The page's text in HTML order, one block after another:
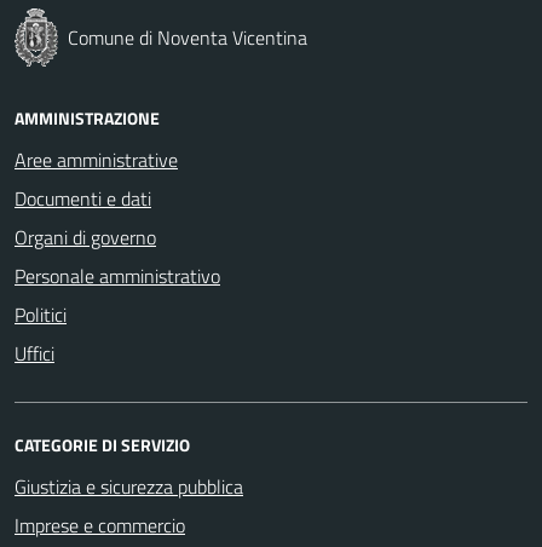
Comune di Noventa Vicentina
AMMINISTRAZIONE
Aree amministrative
Documenti e dati
Organi di governo
Personale amministrativo
Politici
Uffici
CATEGORIE DI SERVIZIO
Giustizia e sicurezza pubblica
Imprese e commercio